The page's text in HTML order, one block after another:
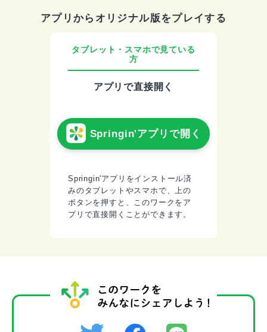
アプリからオリジナル版をプレイする
タブレット・スマホで見ている
方
アプリで直接開く
Springin'アプリで開く
Springin'アプリをインストール済
みのタブレットやスマホで、上の
ボタンを押すと、このワークをア
プリで直接開くことができます。